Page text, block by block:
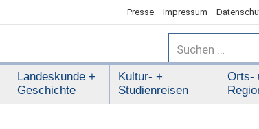
Presse Impressum
Suchen
nach:
Landeskunde +
Geschichte
Kultur- +
Studienreisen
Orts-